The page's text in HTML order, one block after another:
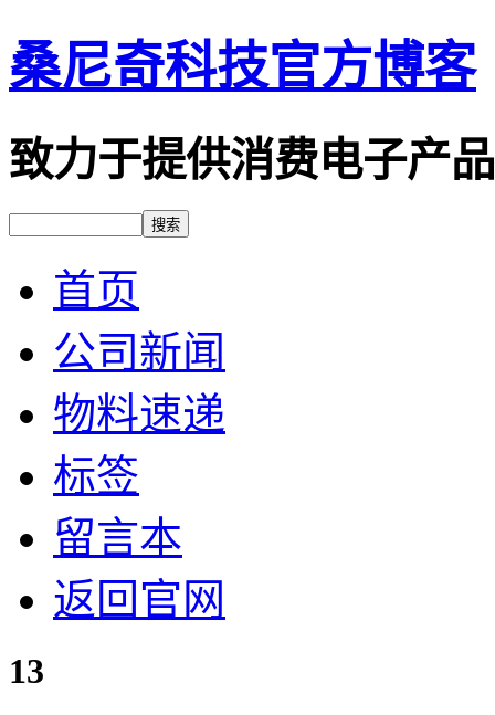
桑尼奇科技官方博客
致力于提供消费电子产
首页
公司新闻
物料速递
标签
留言本
返回官网
13